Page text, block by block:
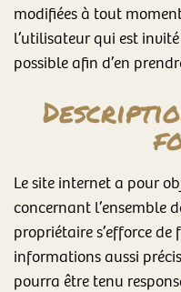
modifiées à tout
l’utilisateur qui est
possible afin d’en
Le site internet a pour
concernant l’ensemble
propriétaire s’efforce
informations aussi
pourra être tenu